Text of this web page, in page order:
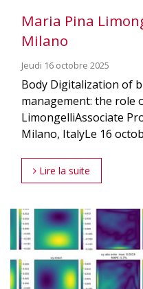
Maria Pina
Milano
Jeudi 16 octobre 2025
Body Digitalization of
management: the role
LimongelliAssociate
Milano, ItalyLe 16
Lire la suite